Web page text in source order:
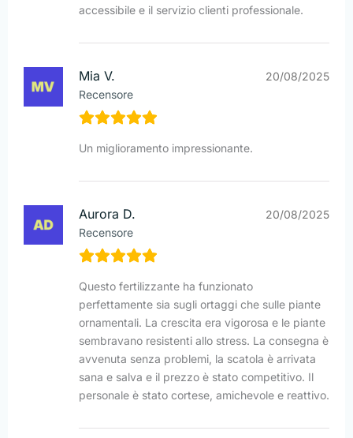
accessibile e il servizio clienti professionale.
Mia V.
Recensore
20/08/2025
Un miglioramento impressionante.
Aurora D.
Recensore
20/08/2025
Questo fertilizzante ha funzionato
perfettamente sia sugli ortaggi che sulle piante
ornamentali. La crescita era vigorosa e le piante
sembravano resistenti allo stress. La consegna è
avvenuta senza problemi, la scatola è arrivata
sana e salva e il prezzo è stato competitivo. Il
personale è stato cortese, amichevole e reattivo.